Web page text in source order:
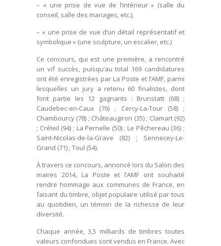
– « une prise de vue de l’intérieur » (salle du
conseil, salle des mariages, etc.),
– « une prise de vue d’un détail représentatif et
symbolique » (une sculpture, un escalier, etc.)
Ce concours, qui est une première, a rencontré
un vif succès, puisqu’au total 169 candidatures
ont été enregistrées par La Poste et l’AMF, parmi
lesquelles un jury a retenu 60 finalistes, dont
font partie les 12 gagnants : Brunstatt (68) ;
Caudebec-en-Caux (76) ; Cercy-La-Tour (58) ;
Chambourcy (78) ; Châteaugiron (35) ; Clamart (92)
; Créteil (94) ; La Pernelle (50) ; Le Pêchereau (36) ;
Saint-Nicolas-de-la-Grave (82) ; Sennecey-Le-
Grand (71) ; Toul (54).
À travers ce concours, annoncé lors du Salon des
maires 2014, La Poste et l’AMF ont souhaité
rendre hommage aux communes de France, en
faisant du timbre, objet populaire utilisé par tous
au quotidien, un témoin de la richesse de leur
diversité.
Chaque année, 3,5 milliards de timbres toutes
valeurs confondues sont vendus en France. Avec